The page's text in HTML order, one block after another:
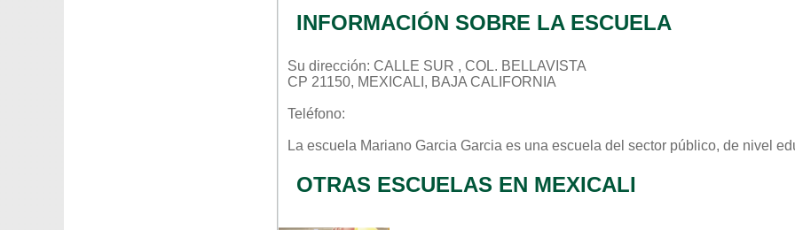
INFORMACIÓN SOBRE LA ESCUELA
Su dirección: CALLE SUR , COL. BELLAVISTA
CP 21150, MEXICALI, BAJA CALIFORNIA
Teléfono:
La escuela Mariano Garcia Garcia es una escuela del sector público, de nivel
OTRAS ESCUELAS EN MEXICALI